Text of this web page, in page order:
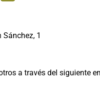
1
a través del siguiente